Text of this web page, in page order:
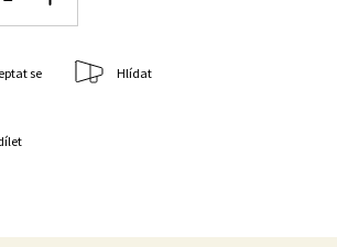
se Hlídat